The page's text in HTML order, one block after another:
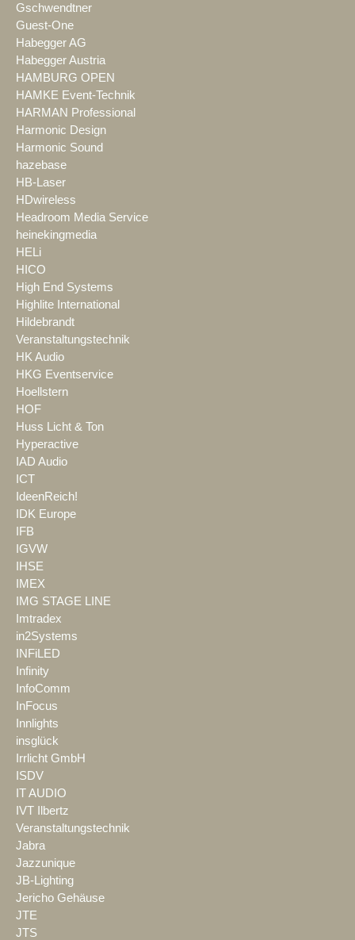
Gschwendtner
Guest-One
Habegger AG
Habegger Austria
HAMBURG OPEN
HAMKE Event-Technik
HARMAN Professional
Harmonic Design
Harmonic Sound
hazebase
HB-Laser
HDwireless
Headroom Media Service
heinekingmedia
HELi
HICO
High End Systems
Highlite International
Hildebrandt
Veranstaltungstechnik
HK Audio
HKG Eventservice
Hoellstern
HOF
Huss Licht & Ton
Hyperactive
IAD Audio
ICT
IdeenReich!
IDK Europe
IFB
IGVW
IHSE
IMEX
IMG STAGE LINE
Imtradex
in2Systems
INFiLED
Infinity
InfoComm
InFocus
Innlights
insglück
Irrlicht GmbH
ISDV
IT AUDIO
IVT Ilbertz
Veranstaltungstechnik
Jabra
Jazzunique
JB-Lighting
Jericho Gehäuse
JTE
JTS